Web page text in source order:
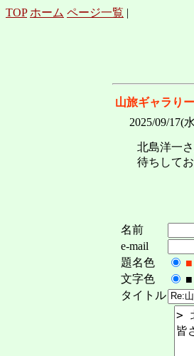
TOP ホーム ページ一覧 |
山旅ギャラり
2025/09/17(
北島洋一
待ちしてお
名前
e-mail
題名色
■
文字色
■
タイトル